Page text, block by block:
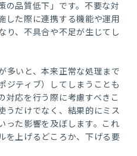
品質低下」です。不要な対
した際に連携する機能や運用
り、不具合や不足が生じてし
多いと、本来正常な処理まで
ジティブ）してしまうことも
対応を行う際に考慮すべきこ
うだけでなく、結果的にミス
った影響を及ぼします。これ
を上げるどころか、下げる要